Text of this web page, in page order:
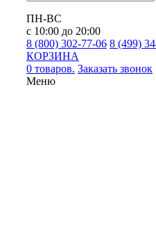
ПН-ВС
с 10:00 до 20:00
8 (800) 302-77-06 8 (499)
КОРЗИНА
0 товаров. Заказать звонок
Меню